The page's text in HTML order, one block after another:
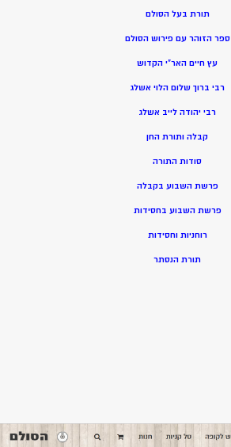
תורת בעל הסולם
ספר הזוהר עם פירוש הסולם
עץ חיים האר”י הקדוש
רבי ברוך שלום הלוי אשלג
רבי יהודה לייב אשלג
קבלה ותורת החן
סודות התורה
פרשת השבוע בקבלה
פרשת השבוע בחסידות
רוחניות וחסידות
תורת הנסתר